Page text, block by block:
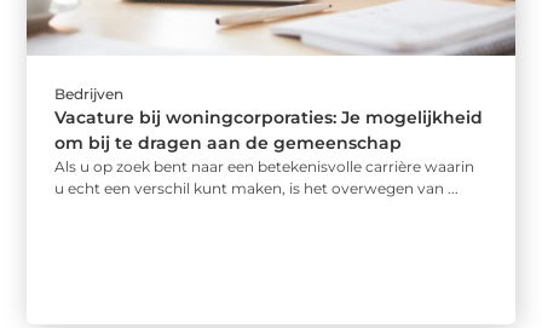
Bedrijven
Vacature bij woningcorporaties: Je mogelijkheid
om bij te dragen aan de gemeenschap
Als u op zoek bent naar een betekenisvolle carrière waarin
u echt een verschil kunt maken, is het overwegen van ...